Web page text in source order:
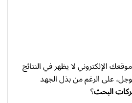
الإلكتروني لا يظهر في النتائج
على الرغم من بذل الجهد
البحث؟